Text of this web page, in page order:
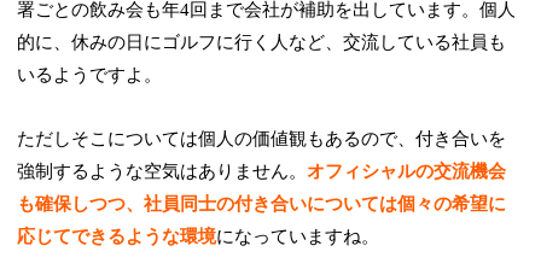
署ごとの飲み会も年4回まで会社が補助を出しています。個人
的に、休みの日にゴルフに行く人など、交流している社員も
いるようですよ。
ただしそこについては個人の価値観もあるので、付き合いを
強制するような空気はありません。オフィシャルの交流機会
も確保しつつ、社員同士の付き合いについては個々の希望に
応じてできるような環境になっていますね。